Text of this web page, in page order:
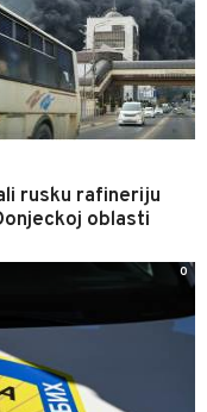
rusku rafineriju
oblasti
0